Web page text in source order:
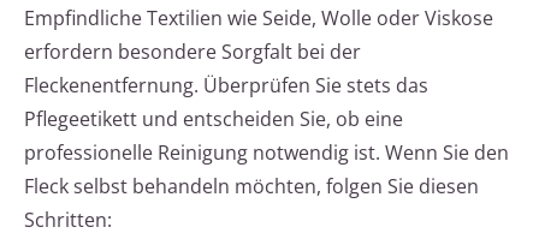
Empfindliche Textilien wie Seide, Wolle oder Viskose
erfordern besondere Sorgfalt bei der
Fleckenentfernung. Überprüfen Sie stets das
Pflegeetikett und entscheiden Sie, ob eine
professionelle Reinigung notwendig ist. Wenn Sie den
Fleck selbst behandeln möchten, folgen Sie diesen
Schritten: